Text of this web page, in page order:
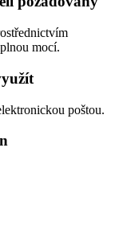
mocí.
poštou.